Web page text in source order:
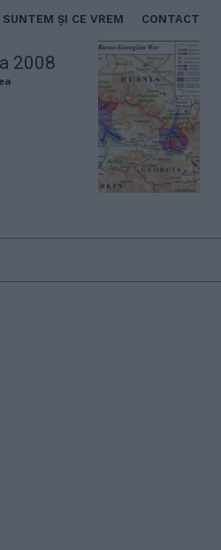
SUNTEM ȘI CE VREM CONTACT
2008